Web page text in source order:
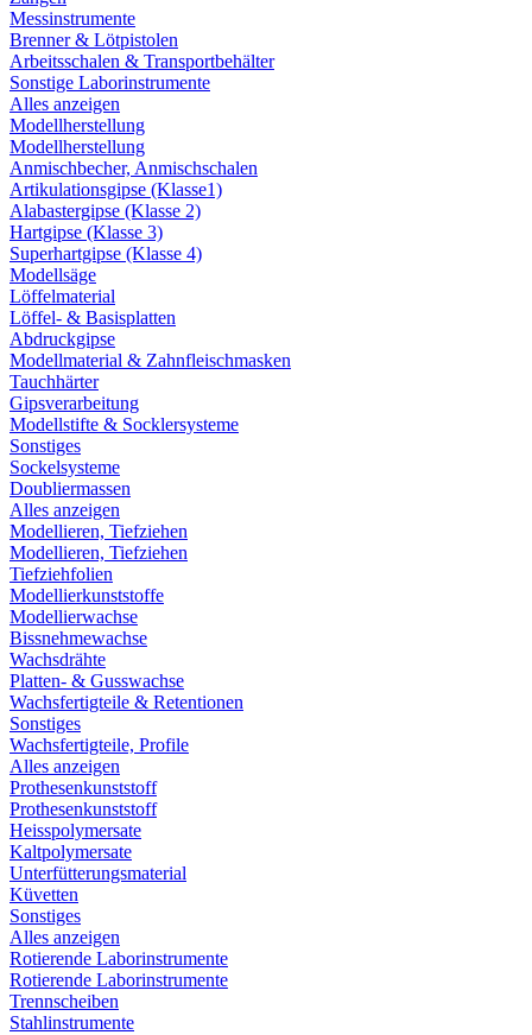
Messinstrumente
Brenner & Lötpistolen
Arbeitsschalen & Transportbehälter
Sonstige Laborinstrumente
Alles anzeigen
Modellherstellung
Modellherstellung
Anmischbecher, Anmischschalen
Artikulationsgipse (Klasse1)
Alabastergipse (Klasse 2)
Hartgipse (Klasse 3)
Superhartgipse (Klasse 4)
Modellsäge
Löffelmaterial
Löffel- & Basisplatten
Abdruckgipse
Modellmaterial & Zahnfleischmasken
Tauchhärter
Gipsverarbeitung
Modellstifte & Socklersysteme
Sonstiges
Sockelsysteme
Doubliermassen
Alles anzeigen
Modellieren, Tiefziehen
Modellieren, Tiefziehen
Tiefziehfolien
Modellierkunststoffe
Modellierwachse
Bissnehmewachse
Wachsdrähte
Platten- & Gusswachse
Wachsfertigteile & Retentionen
Sonstiges
Wachsfertigteile, Profile
Alles anzeigen
Prothesenkunststoff
Prothesenkunststoff
Heisspolymersate
Kaltpolymersate
Unterfütterungsmaterial
Küvetten
Sonstiges
Alles anzeigen
Rotierende Laborinstrumente
Rotierende Laborinstrumente
Trennscheiben
Stahlinstrumente